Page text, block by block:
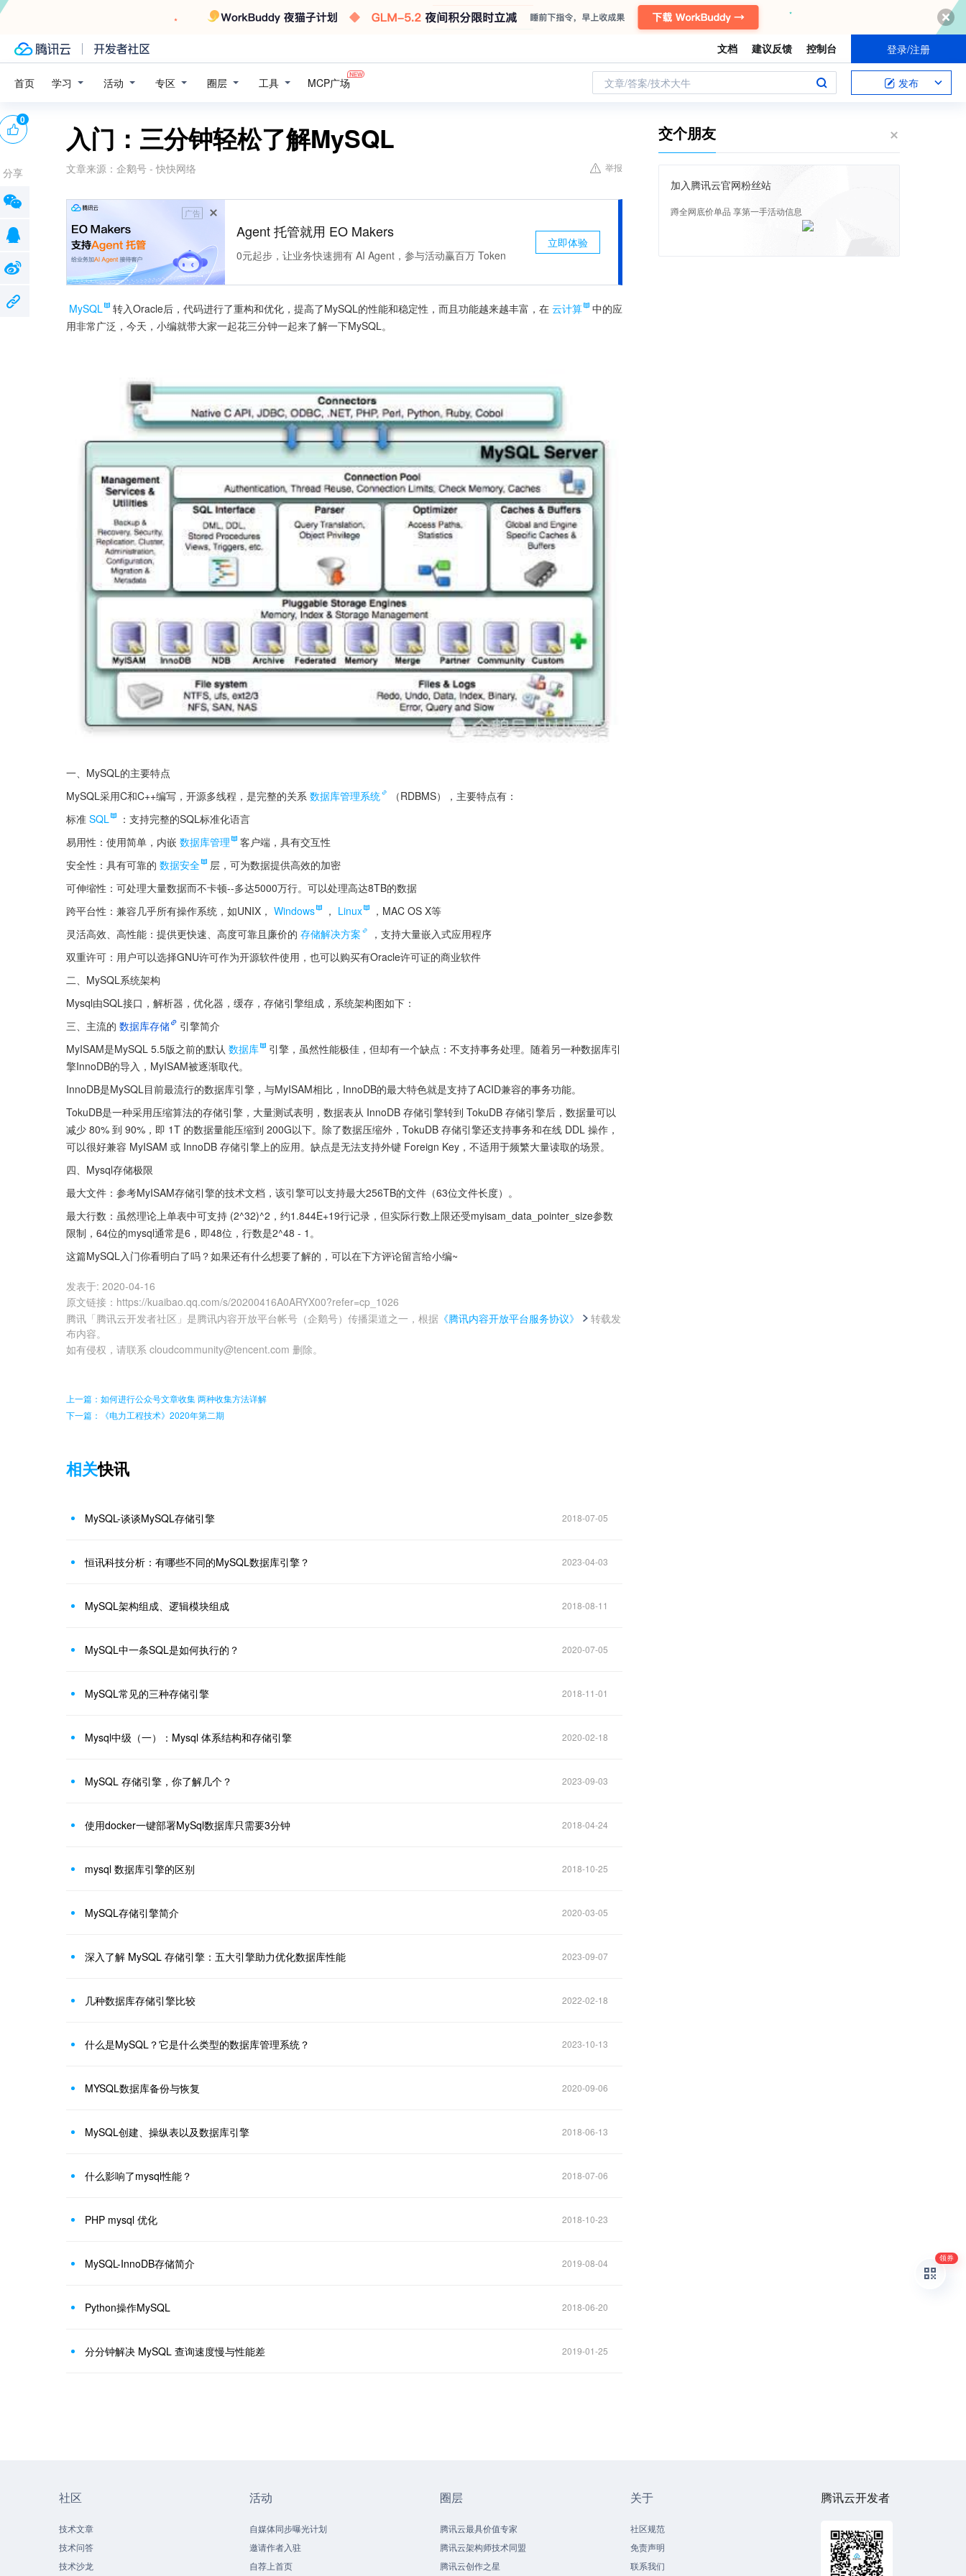
文档 建议反馈 控制台 登录/注册
首页 学习 活动 专区 圈层 工具 MCP广场 文章/答案/技术大牛 发布
入门：三分钟轻松了解MySQL
文章来源： 企鹅号 - 快快网络 举报
广告
Agent 托管就用 EO Makers
0元起步，让业务快速拥有 AI Agent，参与活动赢百万 Token
立即体验
MySQL 转入Oracle后，代码进行了重构和优化，提高了MySQL的性能和稳定性，而且功能越来越丰富，在 云计算
中的应
用非常广泛，今天，小编就带大家一起花三分钟一起来了解一下MySQL。
一、MySQL的主要特点
MySQL采用C和C++编写，开源多线程，是完整的关系 数据库管理系统
（RDBMS），主要特点有：
标准 SQL
：支持完整的SQL标准化语言
易用性：使用简单，内嵌 数据库管理
客户端，具有交互性
安全性：具有可靠的 数据安全
层，可为数据提供高效的加密
可伸缩性：可处理大量数据而不卡顿--多达5000万行。可以处理高达8TB的数据
跨平台性：兼容几乎所有操作系统，如UNIX， Windows ， Linux
，MAC OS X等
灵活高效、高性能：提供更快速、高度可靠且廉价的 存储解决方案
，支持大量嵌入式应用程序
双重许可：用户可以选择GNU许可作为开源软件使用，也可以购买有Oracle许可证的商业软件
二、MySQL系统架构
Mysql由SQL接口，解析器，优化器，缓存，存储引擎组成，系统架构图如下：
三、主流的 数据库存储
引擎简介
MyISAM是MySQL 5.5版之前的默认 数据库
引擎，虽然性能极佳，但却有一个缺点：不支持事务处理。随着另一种数据库引
擎InnoDB的导入，MyISAM被逐渐取代。
InnoDB是MySQL目前最流行的数据库引擎，与MyISAM相比，InnoDB的最大特色就是支持了ACID兼容的事务功能。
TokuDB是一种采用压缩算法的存储引擎，大量测试表明，数据表从 InnoDB 存储引擎转到 TokuDB 存储引擎后，数据量可以
减少 80% 到 90%，即 1T 的数据量能压缩到 200G以下。除了数据压缩外，TokuDB 存储引擎还支持事务和在线 DDL 操作，
可以很好兼容 MyISAM 或 InnoDB 存储引擎上的应用。缺点是无法支持外键 Foreign Key，不适用于频繁大量读取的场景。
四、Mysql存储极限
最大文件：参考MyISAM存储引擎的技术文档，该引擎可以支持最大256TB的文件（63位文件长度）。
最大行数：虽然理论上单表中可支持 (2^32)^2，约1.844E+19行记录，但实际行数上限还受myisam_data_pointer_size参数
限制，64位的mysql通常是6，即48位，行数是2^48 - 1。
这篇MySQL入门你看明白了吗？如果还有什么想要了解的，可以在下方评论留言给小编~
发表于: 2020-04-16
原文链接 ： https://kuaibao.qq.com/s/20200416A0ARYX00?refer=cp_1026
腾讯「腾讯云开发者社区」是腾讯内容开放平台帐号（企鹅号）传播渠道之一，根据 《腾讯内容开放平台服务协议》
转载发
布内容。
如有侵权，请联系 cloudcommunity@tencent.com 删除。
0
分享
上一篇：如何进行公众号文章收集 两种收集方法详解
下一篇：《电力工程技术》2020年第二期
相关快讯
MySQL-谈谈MySQL存储引擎 2018-07-05
恒讯科技分析：有哪些不同的MySQL数据库引擎？ 2023-04-03
MySQL架构组成、逻辑模块组成 2018-08-11
MySQL中一条SQL是如何执行的？ 2020-07-05
MySQL常见的三种存储引擎 2018-11-01
Mysql中级（一）：Mysql 体系结构和存储引擎 2020-02-18
MySQL 存储引擎，你了解几个？ 2023-09-03
使用docker一键部署MySql数据库只需要3分钟 2018-04-24
mysql 数据库引擎的区别 2018-10-25
MySQL​存储引擎简介 2020-03-05
深入了解 MySQL 存储引擎：五大引擎助力优化数据库性能 2023-09-07
几种数据库存储引擎比较 2022-02-18
什么是MySQL？它是什么类型的数据库管理系统？ 2023-10-13
MYSQL数据库备份与恢复 2020-09-06
MySQL创建、操纵表以及数据库引擎 2018-06-13
什么影响了mysql性能？ 2018-07-06
PHP mysql 优化 2018-10-23
MySQL-InnoDB存储简介 2019-08-04
Python操作MySQL 2018-06-20
分分钟解决 MySQL 查询速度慢与性能差 2019-01-25
交个朋友
加入腾讯云官网粉丝站
蹲全网底价单品 享第一手活动信息
社区
技术文章
技术问答
技术沙龙
活动
自媒体同步曝光计划
邀请作者入驻
自荐上首页
圈层
腾讯云最具价值专家
腾讯云架构师技术同盟
腾讯云创作之星
关于
社区规范
免责声明
联系我们
腾讯云开发者
领券